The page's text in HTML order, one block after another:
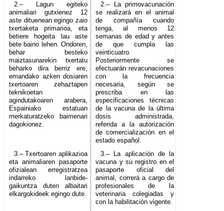
2.– Lagun egiteko
animaliari gutxienez 12
aste dituenean egingo zaio
txertaketa primarioa, eta
betiere hogeita lau aste
bete baino lehen. Ondoren,
behar besteko
maiztasunarekin txertatu
beharko dira berriz ere,
emandako azken dosiaren
txertoaren zehaztapen
teknikoetan
agindutakoaren arabera,
Espainiako estatuan
merkaturatzeko baimenari
dagokionez.
2.– La primovacunación
se realizará en el animal
de compañía cuando
tenga, al menos 12
semanas de edad y antes
de que cumpla las
veinticuatro.
Posteriormente se
efectuarán revacunaciones
con la frecuencia
necesaria, según se
prescriba en las
especificaciones técnicas
de la vacuna de la última
dosis administrada,
referida a la autorización
de comercialización en el
estado español.
3.– Txertoaren aplikazioa
eta animaliaren pasaporte
ofizialean erregistratzea
indarreko lanbide-
gaikuntza duten albaitari
elkargokideek egingo dute.
3.– La aplicación de la
vacuna y su registro en el
pasaporte oficial del
animal, correrá a cargo de
profesionales de la
veterinaria colegiadas y
con la habilitación vigente.